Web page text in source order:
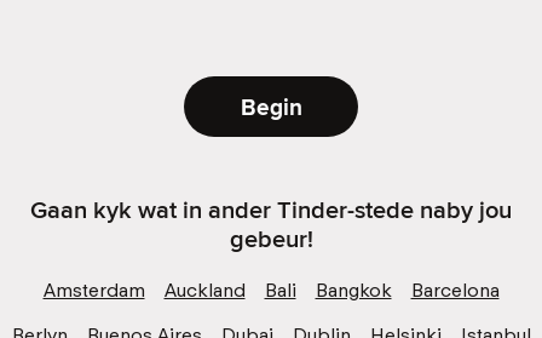
Begin
Gaan kyk wat in ander Tinder-stede naby jou
gebeur!
Amsterdam Auckland Bali Bangkok
Barcelona